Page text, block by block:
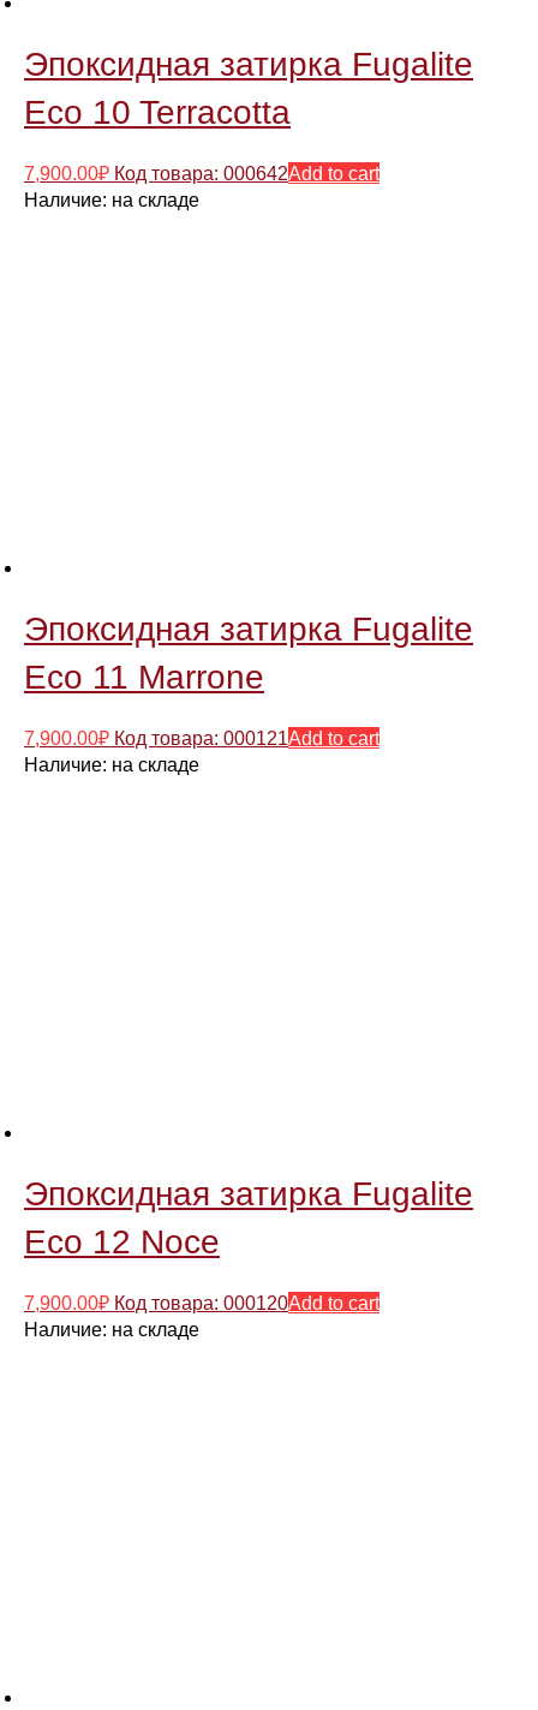
Эпоксидная затирка Fugalite
Eco 10 Terracotta
7,900.00₽ Код товара: 000642Add to cart
Наличие: на складе
Эпоксидная затирка Fugalite
Eco 11 Marrone
7,900.00₽ Код товара: 000121Add to cart
Наличие: на складе
Эпоксидная затирка Fugalite
Eco 12 Noce
7,900.00₽ Код товара: 000120Add to cart
Наличие: на складе